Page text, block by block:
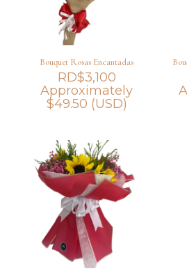
Bouquet Rosas Encantadas
RD$3,100
Approximately
$49.50 (USD)